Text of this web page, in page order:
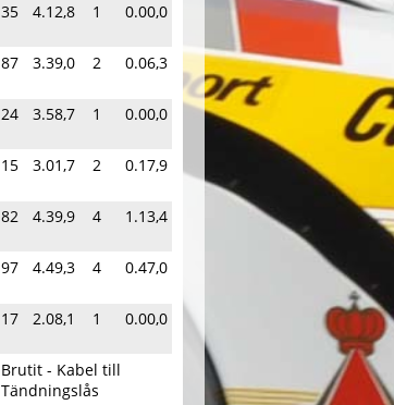
35 4.12,8 1 0.00,0
87 3.39,0 2 0.06,3
24 3.58,7 1 0.00,0
15 3.01,7 2 0.17,9
82 4.39,9 4 1.13,4
97 4.49,3 4 0.47,0
17 2.08,1 1 0.00,0
Brutit - Kabel till
Tändningslås